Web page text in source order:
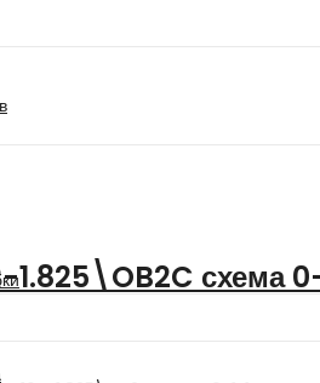
1.825\OB2C схема